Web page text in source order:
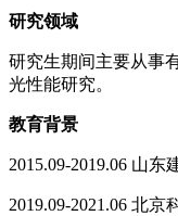
研究领域
研究生期间主要从事
光性能研究。
教育背景
2015.09-2019.06 山
2019.09-2021.06 北